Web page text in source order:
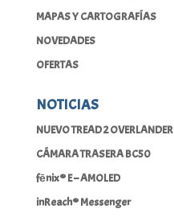
MAPAS Y CARTOGRAFÍAS
NOVEDADES
OFERTAS
NOTICIAS
NUEVO TREAD 2 OVERLANDER
CÁMARA TRASERA BC50
fēnix® E – AMOLED
inReach® Messenger